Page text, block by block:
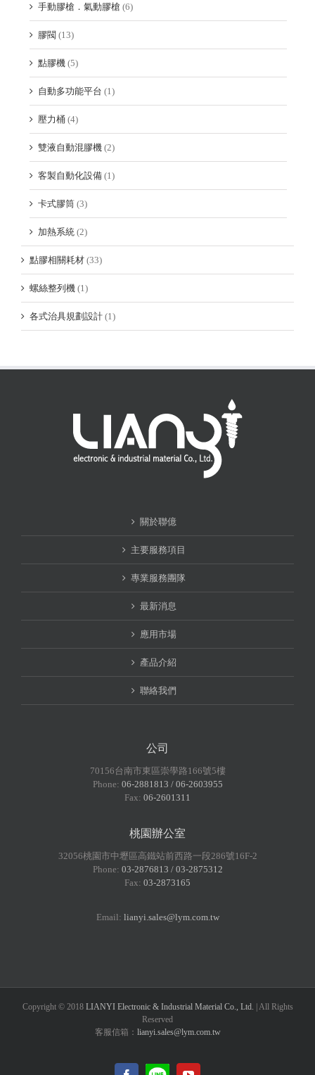
手動膠槍．氣動膠槍 (6)
膠閥 (13)
點膠機 (5)
自動多功能平台 (1)
壓力桶 (4)
雙液自動混膠機 (2)
客製自動化設備 (1)
卡式膠筒 (3)
加熱系統 (2)
點膠相關耗材 (33)
螺絲整列機 (1)
各式治具規劃設計 (1)
關於聯億
主要服務項目
專業服務團隊
最新消息
應用市場
產品介紹
聯絡我們
公司
70156台南市東區崇學路166號5樓
Phone: 06-2881813 / 06-2603955
Fax: 06-2601311
桃園辦公室
32056桃園市中壢區高鐵站前西路一段286號16F-2
Phone: 03-2876813 / 03-2875312
Fax: 03-2873165
Email: lianyi.sales@lym.com.tw
Copyright © 2018 LIANYI Electronic & Industrial Material Co., Ltd. | All Rights
Reserved
客服信箱： lianyi.sales@lym.com.tw
LINE@